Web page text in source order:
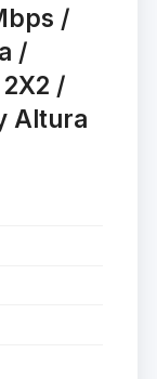
/
/
/
Altura